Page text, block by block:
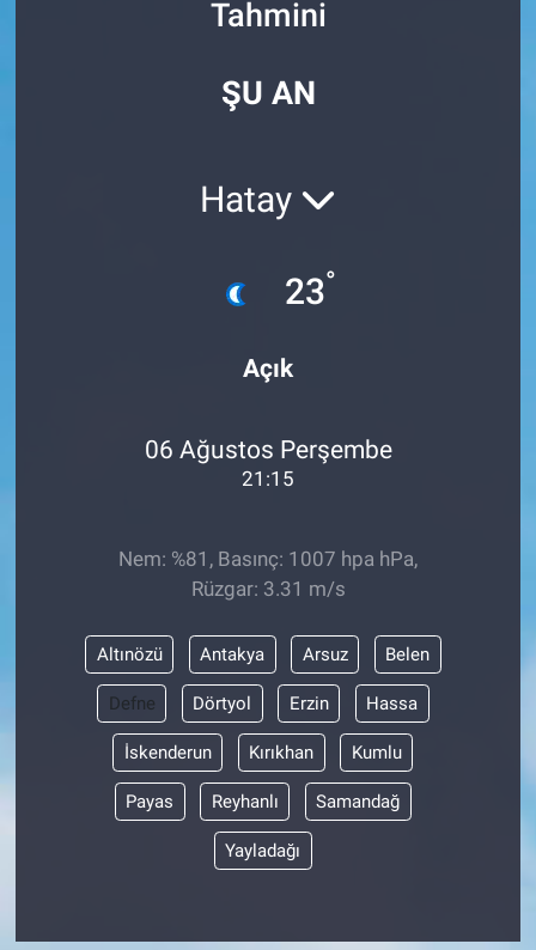
Tahmini
ŞU AN
Hatay
23°
Açık
06 Ağustos Perşembe
21:15
Nem: %81, Basınç: 1007 hpa hPa,
Rüzgar: 3.31 m/s
Altınözü Antakya Arsuz Belen
Defne Dörtyol Erzin Hassa
İskenderun Kırıkhan Kumlu
Payas Reyhanlı Samandağ
Yayladağı